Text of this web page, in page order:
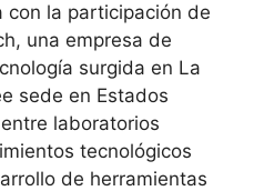
con la participación de
una empresa de
surgida en La
sede en Estados
laboratorios
tecnológicos
de herramientas